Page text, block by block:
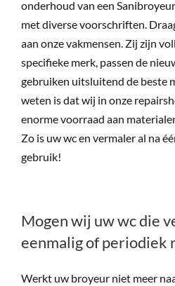
onderhoud van een
met diverse voorschriften.
aan onze vakmensen. Zij zijn
specifieke merk, passen de
gebruiken uitsluitend de beste
weten is dat wij in onze
enorme voorraad aan
Zo is uw wc en vermaler al na
gebruik!
Mogen wij uw wc die
eenmalig of periodiek
Werkt uw broyeur niet meer